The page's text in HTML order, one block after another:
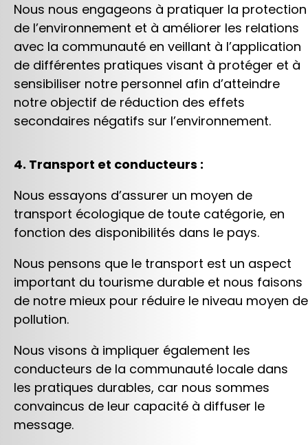
Nous nous engageons à pratiquer la protection
de l’environnement et à améliorer les relations
avec la communauté en veillant à l’application
de différentes pratiques visant à protéger et à
sensibiliser notre personnel afin d’atteindre
notre objectif de réduction des effets
secondaires négatifs sur l’environnement.
4. Transport et conducteurs :
Nous essayons d’assurer un moyen de
transport écologique de toute catégorie, en
fonction des disponibilités dans le pays.
Nous pensons que le transport est un aspect
important du tourisme durable et nous faisons
de notre mieux pour réduire le niveau moyen de
pollution.
Nous visons à impliquer également les
conducteurs de la communauté locale dans
les pratiques durables, car nous sommes
convaincus de leur capacité à diffuser le
message.